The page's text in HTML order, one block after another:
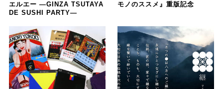
エルエー ―GINZA TSUTAYA
DE SUSHI PARTY―
モノのススメ』重版記念